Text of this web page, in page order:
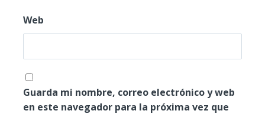
Web
Guarda mi nombre, correo electrónico y web
en este navegador para la próxima vez que